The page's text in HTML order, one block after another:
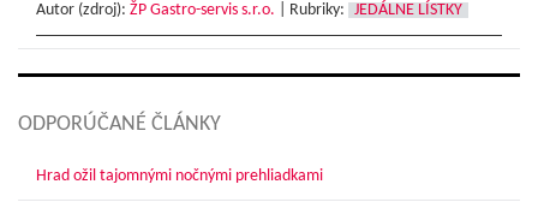
Autor (zdroj): ŽP Gastro-servis s.r.o. Rubriky: JEDÁLNE LÍSTKY
ODPORÚČANÉ ČLÁNKY
Hrad ožil tajomnými nočnými prehliadkami